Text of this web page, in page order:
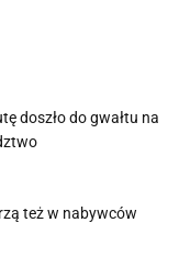
doszło do gwałtu na
też w nabywców